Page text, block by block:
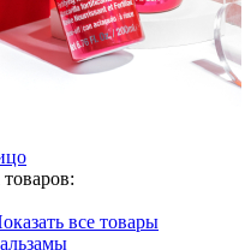
все товары